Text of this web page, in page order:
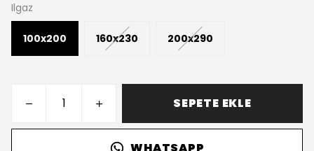
Ilgaz
100x200 160x230 200x290
SEPETE EKLE